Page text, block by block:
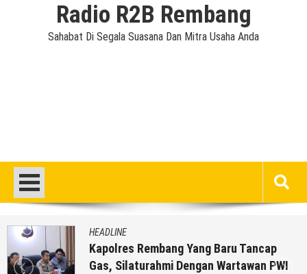
Radio R2B Rembang
Sahabat Di Segala Suasana Dan Mitra Usaha Anda
HEADLINE
Kapolres Rembang Yang Baru Tancap
Gas, Silaturahmi Dengan Wartawan PWI